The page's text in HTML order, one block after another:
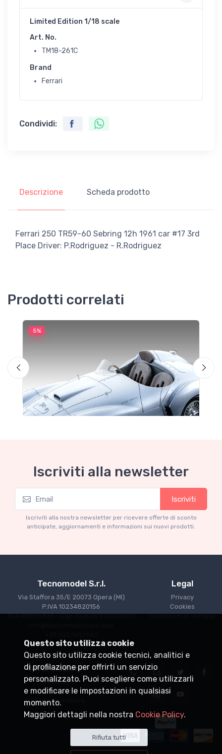
Limited Edition 1/18 scale
Art. No.
TM18-261C
Brand
Ferrari
Condividi:
Descrizione Scheda prodotto
Ferrari 250 TR59-60 Sebring 12h 1961 car #17 3rd
Place Driver: P.Rodriguez - R.Rodriguez
Prodotti correlati
5%
Ferrari 166 MM Abarth Metallic Silver Press
Version 1953 scala 1/18
Iscriviti alla newsletter
Iscriviti
Iscriviti alla nostra newsletter per ricevere offerte di sconto
anticipate, aggiornamenti e informazioni sui nuovi prodotti.
Tecnomodel S.r.l.
Via Staffora 35/E 20073 Opera (MI)
P.IVA 10234820156
REA MI1356865 - Cap. sociale €30.000,00
Legal
Privacy
Cookies
Condizioni di Vendita
Informazioni
Spedizioni
Punti vendita
Diventa rivenditore
Questo sito utilizza cookie
Questo sito utilizza cookie tecnici, analitici e
di profilazione per offrirti un servizio
personalizzato. Puoi scegliere come utilizzarli
e modificare le impostazioni in qualsiasi
momento.
Maggiori dettagli nella nostra Cookie Policy.
Rifiuta tutti